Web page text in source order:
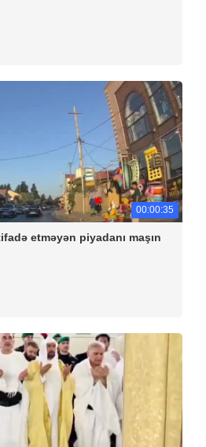
00:00:35
etməyən piyadanı maşın